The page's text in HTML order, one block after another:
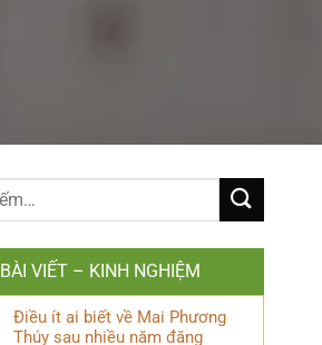
BÀI VIẾT – KINH NGHIỆM
Điều ít ai biết về Mai Phương
Thúy sau nhiều năm đăng